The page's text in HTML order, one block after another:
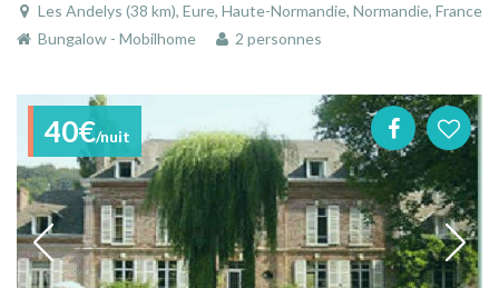
Les Andelys (38 km), Eure, Haute-Normandie, Normandie, France
Bungalow - Mobilhome
2 personnes
40€/nuit